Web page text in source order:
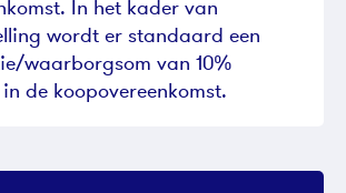
In het kader van
wordt er standaard een
waarborgsom van 10%
de koopovereenkomst.